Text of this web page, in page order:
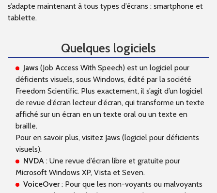
s’adapte maintenant à tous types d’écrans : smartphone et
tablette.
Quelques logiciels
Jaws (Job Access With Speech) est un logiciel pour
déficients visuels, sous Windows, édité par la société
Freedom Scientific. Plus exactement, il s’agit d’un logiciel
de revue d’écran lecteur d’écran, qui transforme un texte
affiché sur un écran en un texte oral ou un texte en
braille.
Pour en savoir plus, visitez Jaws (logiciel pour déficients
visuels).
NVDA : Une revue d’écran libre et gratuite pour
Microsoft Windows XP, Vista et Seven.
VoiceOver: Pour que les non-voyants ou malvoyants